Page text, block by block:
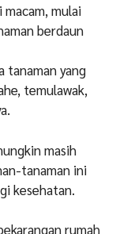
mulai
berdaun
tanaman yang
temulawak,
masih
tanaman ini
kesehatan.
rumah